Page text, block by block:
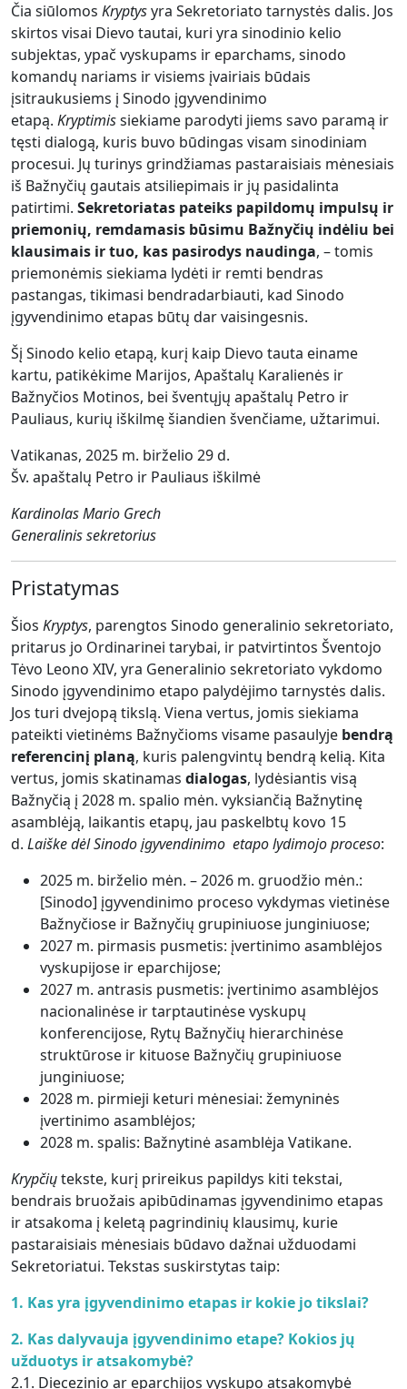
Čia siūlomos Kryptysyra Sekretoriato tarnystės dalis. Jos
skirtos visai Dievo tautai, kuri yra sinodinio kelio
subjektas, ypač vyskupams ir eparchams, sinodo
komandų nariams ir visiems įvairiais būdais
įsitraukusiems į Sinodo įgyvendinimo
etapą. Kryptimissiekiame parodyti jiems savo paramą ir
tęsti dialogą, kuris buvo būdingas visam sinodiniam
procesui. Jų turinys grindžiamas pastaraisiais mėnesiais
iš Bažnyčių gautais atsiliepimais ir jų pasidalinta
patirtimi. Sekretoriatas pateiks papildomų impulsų ir
priemonių, remdamasis būsimu Bažnyčių indėliu bei
klausimais ir tuo, kas pasirodys naudinga, – tomis
priemonėmis siekiama lydėti ir remti bendras
pastangas, tikimasi bendradarbiauti, kad Sinodo
įgyvendinimo etapas būtų dar vaisingesnis.
Šį Sinodo kelio etapą, kurį kaip Dievo tauta einame
kartu, patikėkime Marijos, Apaštalų Karalienės ir
Bažnyčios Motinos, bei šventųjų apaštalų Petro ir
Pauliaus, kurių iškilmę šiandien švenčiame, užtarimui.
Vatikanas, 2025 m. birželio 29 d.
Šv. apaštalų Petro ir Pauliaus iškilmė
Kardinolas Mario Grech
Generalinis sekretorius
Pristatymas
Šios Kryptys, parengtos Sinodo generalinio sekretoriato,
pritarus jo Ordinarinei tarybai, ir patvirtintos Šventojo
Tėvo Leono XIV, yra Generalinio sekretoriato vykdomo
Sinodo įgyvendinimo etapo palydėjimo tarnystės dalis.
Jos turi dvejopą tikslą. Viena vertus, jomis siekiama
pateikti vietinėms Bažnyčioms visame pasaulyje bendrą
referencinį planą, kuris palengvintų bendrą kelią. Kita
vertus, jomis skatinamas dialogas, lydėsiantis visą
Bažnyčią į 2028 m. spalio mėn. vyksiančią Bažnytinę
asamblėją, laikantis etapų, jau paskelbtų kovo 15
d. Laiške dėl Sinodo įgyvendinimo etapo lydimojo proceso:
2025 m. birželio mėn. – 2026 m. gruodžio mėn.:
[Sinodo] įgyvendinimo proceso vykdymas vietinėse
Bažnyčiose ir Bažnyčių grupiniuose junginiuose;
2027 m. pirmasis pusmetis: įvertinimo asamblėjos
vyskupijose ir eparchijose;
2027 m. antrasis pusmetis: įvertinimo asamblėjos
nacionalinėse ir tarptautinėse vyskupų
konferencijose, Rytų Bažnyčių hierarchinėse
struktūrose ir kituose Bažnyčių grupiniuose
junginiuose;
2028 m. pirmieji keturi mėnesiai: žemyninės
įvertinimo asamblėjos;
2028 m. spalis: Bažnytinė asamblėja Vatikane.
Krypčiųtekste, kurį prireikus papildys kiti tekstai,
bendrais bruožais apibūdinamas įgyvendinimo etapas
ir atsakoma į keletą pagrindinių klausimų, kurie
pastaraisiais mėnesiais būdavo dažnai užduodami
Sekretoriatui. Tekstas suskirstytas taip:
1. Kas yra įgyvendinimo etapas ir kokie jo tikslai?
2. Kas dalyvauja įgyvendinimo etape? Kokios jų
užduotys ir atsakomybė?
2.1. Diecezinio ar eparchijos vyskupo atsakomybė